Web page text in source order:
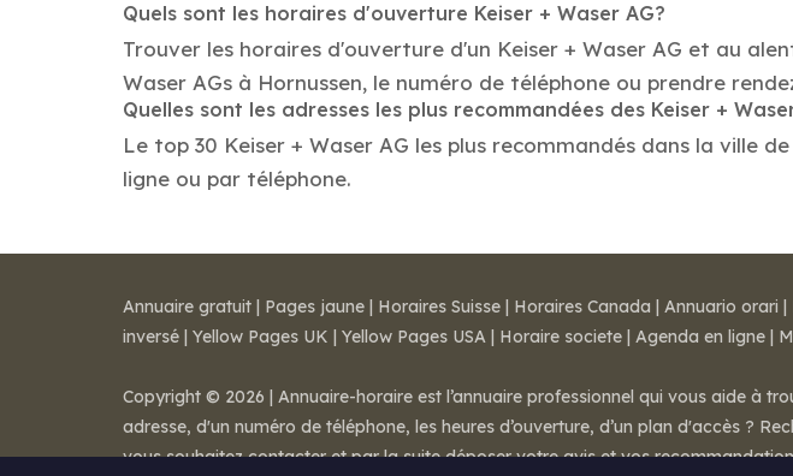
Quels sont les horaires d'ouverture Keiser + Waser AG?
Trouver les horaires d'ouverture d'un Keiser + Waser AG et au
Waser AGs à Hornussen, le numéro de téléphone ou prendre
Quelles sont les adresses les plus recommandées des Keiser +
Le top 30 Keiser + Waser AG les plus recommandés dans la ville
ligne ou par téléphone.
Annuaire gratuit | Pages jaune | Horaires Suisse | Horaires Canada | Annuario orari |
inversé | Yellow Pages UK | Yellow Pages USA | Horaire societe | Agenda en ligne |
Copyright © 2026 | Annuaire-horaire est l’annuaire professionnel qui vous aide à
adresse, d'un numéro de téléphone, les heures d’ouverture, d’un plan d'accès ?
vous souhaitez contacter et par la suite déposer votre avis et vos